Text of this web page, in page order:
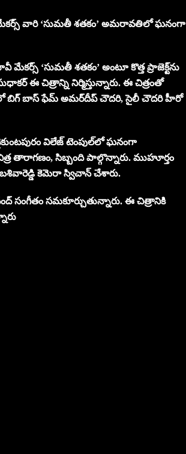
మేకర్స్ వారి ‘సుమతీ శతకం’ అమరావతిలో ఘనంగా
‘సుమతీ శతకం’ అంటూ కొత్త ప్రాజెక్ట్‌ను
ఈ చిత్రాన్ని నిర్మిస్తున్నారు. ఈ చిత్రంతో
బిగ్ బాస్ ఫేమ్ అమర్‌దీప్ చౌదరి, సైలీ చౌదరి హీరో
విలేజ్ టెంపుల్‌లో ఘనంగా
తారాగణం, సిబ్బంది పాల్గొన్నారు. ముహూర్తం
కెమెరా స్విచాన్ చేశారు.
సమకూర్చుతున్నారు. ఈ చిత్రానికి